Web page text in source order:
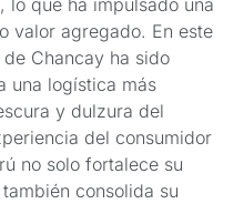
lo que ha impulsado una
valor agregado. En este
Chancay ha sido
una logística más
y dulzura del
del consumidor
no solo fortalece su
consolida su